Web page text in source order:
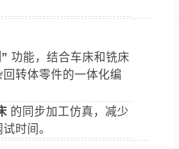
功能，结合车床和铣床
转体零件的一体化编
的同步加工仿真，减少
时间。